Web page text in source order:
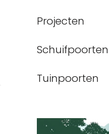
Projecten
Schuifpoorten
Tuinpoorten